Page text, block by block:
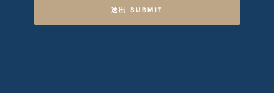
送出 SUBMIT